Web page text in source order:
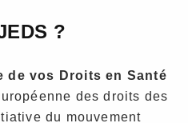
?
de vos Droits en Santé
des droits des
du mouvement